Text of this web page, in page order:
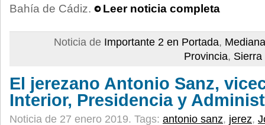
Bahía de Cádiz.
Leer noticia completa
Noticia de Importante 2 en Portada,
Provincia, Sierra
El jerezano Antonio Sanz,
Interior, Presidencia y
Noticia de 27 enero 2019. Tags: antonio sanz, jerez,